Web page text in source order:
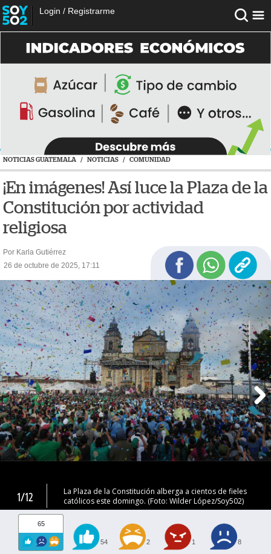
Login / Registrarme
NOTICIAS GUATEMALA / NOTICIAS / COMUNIDAD
¡En imágenes! Así luce la Plaza de la
Constitución por actividad
religiosa
Por Karla Gutiérrez
26 de octubre de 2025, 17:11
1/12
La Plaza de la Constitución alberga a cientos de fieles
católicos este domingo. (Foto: Wilder López/Soy502)
65
54 2 1 8